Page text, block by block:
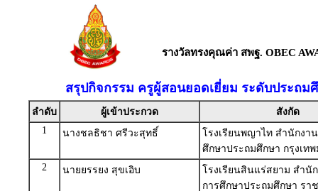
รางวัลทรงคุณค่า สพฐ. OBEC
สรุปกิจกรรม ครูผู้สอนยอดเยี่ยม ระดับประถ
ลำดับ ผู้เข้าประกวด
สังกัด
1
นางชลธิชา ศรีวะสุทธิ์
โรงเรียนพญาไท สำนักงา
ศึกษาประถมศึกษา กรุงเท
2
นายยรรยง สุขเอิบ
โรงเรียนสินแร่สยาม สำนั
การศึกษาประถมศึกษา รา